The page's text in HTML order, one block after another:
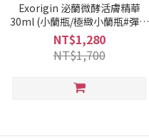
Exorigin 泌蘭微酵活膚精華
30ml (小蘭瓶/極緻小蘭瓶#彈潤
透亮)
NT$1,280
NT$1,700